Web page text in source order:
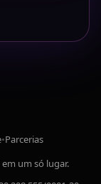
•Parcerias
um só lugar.